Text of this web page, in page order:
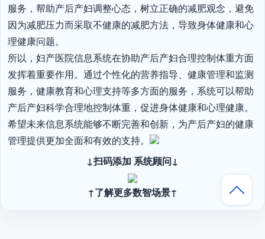
服务，帮助产后产妇调整心态，树立正确的减肥观念，避免
因为减肥压力而采取不健康的减肥方法，导致身体健康和心
理健康问题。
所以，妇产医院信息系统在协助产后产妇合理控制体重方面
发挥着重要作用。通过个性化的营养指导、健康管理和监测
服务，健康教育和心理支持等多方面的服务，系统可以帮助
产后产妇科学合理地控制体重，促进身体健康和心理健康。
希望未来信息系统能够不断完善和创新，为产后产妇的健康
管理提供更加全面和有效的支持。
↓扫码添加 系统顾问↓
↑了解更多数智场景↑